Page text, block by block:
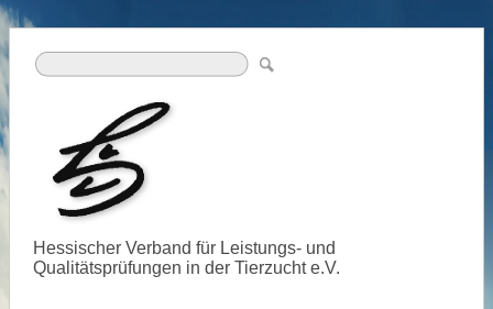
Hessischer Verband für Leistungs- und
Qualitätsprüfungen in der Tierzucht e.V.